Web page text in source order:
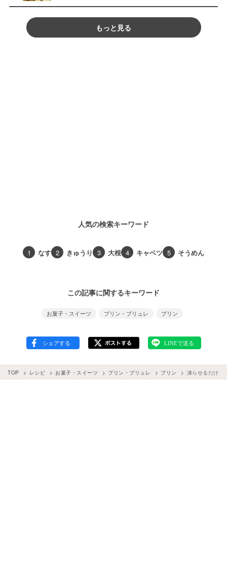
もっと見る
人気の検索キーワード
1 なす 2 きゅうり 3 大根 4 キャベツ 5 そうめん
この記事に関するキーワード
お菓子・スイーツ プリン・ブリュレ プリン
TOP レシピ お菓子・スイーツ プリン・ブリュレ プリン 凍らせるだけ！